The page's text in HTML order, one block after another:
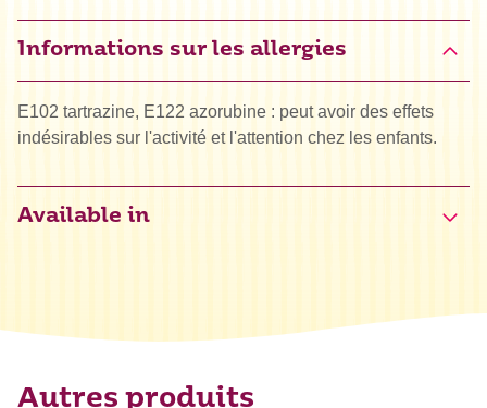
Informations sur les allergies
E102 tartrazine, E122 azorubine : peut avoir des effets
indésirables sur l'activité et l'attention chez les enfants.
Available in
Autres produits